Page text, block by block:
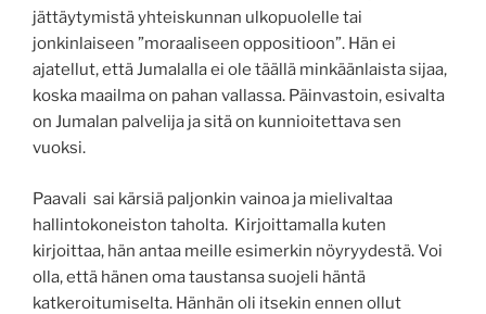
jättäytymistä yhteiskunnan ulkopuolelle tai
jonkinlaiseen ”moraaliseen oppositioon”. Hän ei
ajatellut, että Jumalalla ei ole täällä minkäänlaista sijaa,
koska maailma on pahan vallassa. Päinvastoin, esivalta
on Jumalan palvelija ja sitä on kunnioitettava sen
vuoksi.
Paavali sai kärsiä paljonkin vainoa ja mielivaltaa
hallintokoneiston taholta. Kirjoittamalla kuten
kirjoittaa, hän antaa meille esimerkin nöyryydestä. Voi
olla, että hänen oma taustansa suojeli häntä
katkeroitumiselta. Hänhän oli itsekin ennen ollut